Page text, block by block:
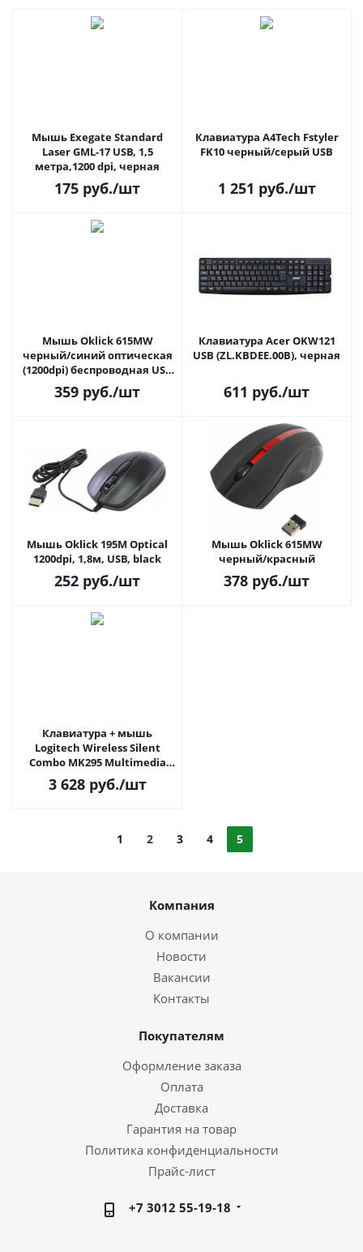
Мышь Exegate Standard
Laser GML-17 USB, 1,5
метра,1200 dpi, черная
175 руб./шт
Клавиатура A4Tech Fstyler
FK10 черный/серый USB
1 251 руб./шт
Мышь Oklick 615MW
черный/синий оптическая
(1200dpi) беспроводная USB
для ноутбука
359 руб./шт
Клавиатура Acer OKW121
USB (ZL.KBDEE.00B), черная
611 руб./шт
Мышь Oklick 195M Optical
1200dpi, 1,8м, USB, black
252 руб./шт
Мышь Oklick 615MW
черный/красный
378 руб./шт
Клавиатура + мышь
Logitech Wireless Silent
Combo MK295 Multimedia
(920-009807/920-009813)
3 628руб./шт
1 2 3 4 5
Компания
О компании
Новости
Вакансии
Контакты
Покупателям
Оформление заказа
Оплата
Доставка
Гарантия на товар
Политика конфиденциальности
Прайс-лист
+7 3012 55-19-18